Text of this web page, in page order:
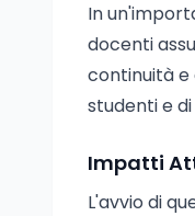
In
docenti
continuità e
studenti e
Impatti
L'avvio di